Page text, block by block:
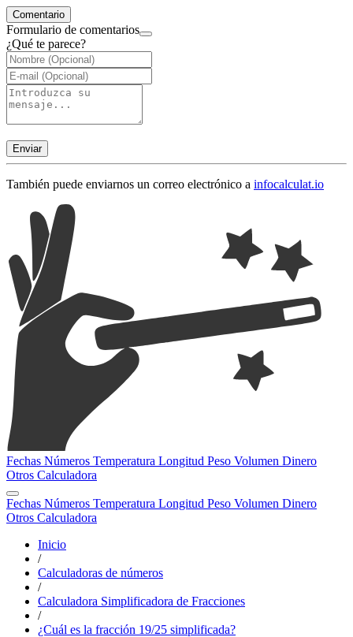
Comentario
Formulario de comentarios
¿Qué te parece?
Enviar
También puede enviarnos un correo electrónico a infocalculat.io
Fechas Números Temperatura Longitud Peso Volumen Dinero
Otros Calculadora
Fechas Números Temperatura Longitud Peso Volumen Dinero
Otros Calculadora
Inicio
/
Calculadoras de números
/
Calculadora Simplificadora de Fracciones
/
¿Cuál es la fracción 19/25 simplificada?